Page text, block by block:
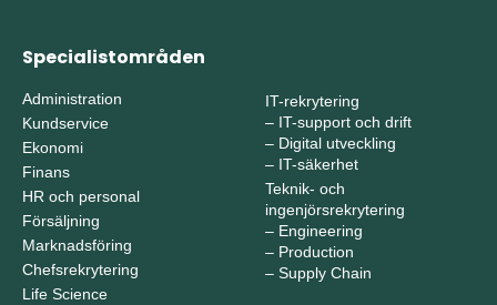
Specialistområden
Administration
Kundservice
Ekonomi
Finans
HR och personal
Försäljning
Marknadsföring
Chefsrekrytering
Life Science
IT-rekrytering
– IT-support och drift
– Digital utveckling
– IT-säkerhet
Teknik- och
ingenjörsrekrytering
– Engineering
– Production
– Supply Chain